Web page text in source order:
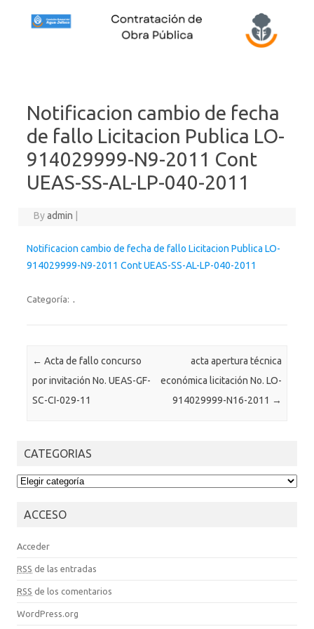
Notificacion cambio de fecha
de fallo Licitacion Publica LO-
914029999-N9-2011 Cont
UEAS-SS-AL-LP-040-2011
Byadmin
Notificacion cambio de fecha de fallo Licitacion Publica LO-
914029999-N9-2011 Cont UEAS-SS-AL-LP-040-2011
Categoría:
Post navigation
← Acta de fallo concurso
por invitación No. UEAS-GF-
SC-CI-029-11
acta apertura técnica
económica licitación No. LO-
914029999-N16-2011 →
CATEGORIAS
CATEGORIAS
ACCESO
Acceder
RSS de las entradas
RSS de los comentarios
WordPress.org